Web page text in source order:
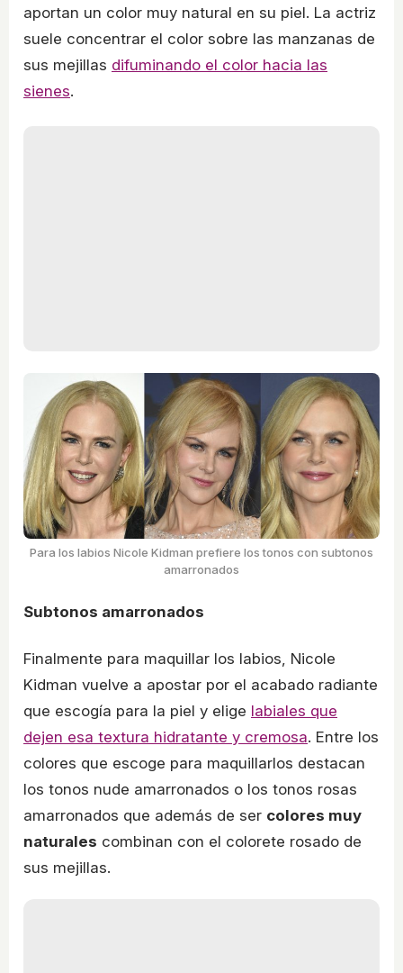
aportan un color muy natural en su piel. La actriz
suele concentrar el color sobre las manzanas de
sus mejillas difuminando el color hacia las
sienes.
Para los labios Nicole Kidman prefiere los tonos con subtonos
amarronados
Subtonos amarronados
Finalmente para maquillar los labios, Nicole
Kidman vuelve a apostar por el acabado radiante
que escogía para la piel y elige labiales que
dejen esa textura hidratante y cremosa. Entre los
colores que escoge para maquillarlos destacan
los tonos nude amarronados o los tonos rosas
amarronados que además de ser colores muy
naturales combinan con el colorete rosado de
sus mejillas.